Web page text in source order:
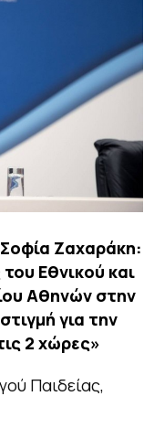
Ζαχαράκη:
Εθνικού και
Αθηνών στην
για την
2 χώρες»
Παιδείας,